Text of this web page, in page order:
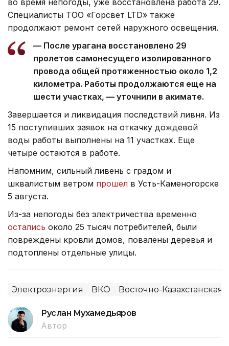
во время непогоды, уже восстановлена работа 29.
Специалисты ТОО «Горсвет LTD» также
продолжают ремонт сетей наружного освещения.
— После урагана восстановлено 29
пролетов самонесущего изолированного
провода общей протяженностью около 1,2
километра. Работы продолжаются еще на
шести участках, — уточнили в акимате.
Завершается и ликвидация последствий ливня. Из
15 поступивших заявок на откачку дождевой
воды работы выполнены на 11 участках. Еще
четыре остаются в работе.
Напомним, сильный ливень с градом и
шквалистым ветром прошел в Усть-Каменогорске
5 августа.
Из-за непогоды без электричества временно
остались около 25 тысяч потребителей, были
повреждены кровли домов, повалены деревья и
подтоплены отдельные улицы.
Электроэнергия ВКО Восточно-Казахстанская
Руслан Мухамедьяров
Автор